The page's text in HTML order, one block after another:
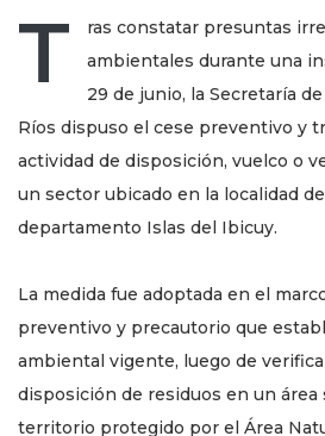
T
ras constatar presuntas
ambientales durante una
29 de junio, la Secretaría
Ríos dispuso el cese preventivo y
actividad de disposición, vuelco o
un sector ubicado en la localidad
departamento Islas del Ibicuy.
La medida fue adoptada en el
preventivo y precautorio que
ambiental vigente, luego de
disposición de residuos en un área
territorio protegido por el Área